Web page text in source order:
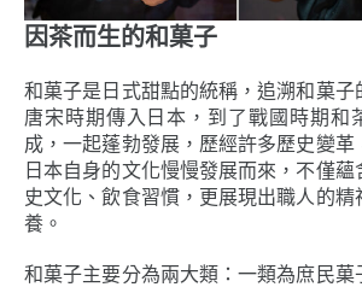
因茶而生的和菓子
和菓子是日式甜點的統稱，追溯和菓子
唐宋時期傳入日本，到了戰國時期和
成，一起蓬勃發展，歷經許多歷史變革
日本自身的文化慢慢發展而來，不僅蘊
史文化、飲食習慣，更展現出職人的精
養。
和菓子主要分為兩大類：一類為庶民菓